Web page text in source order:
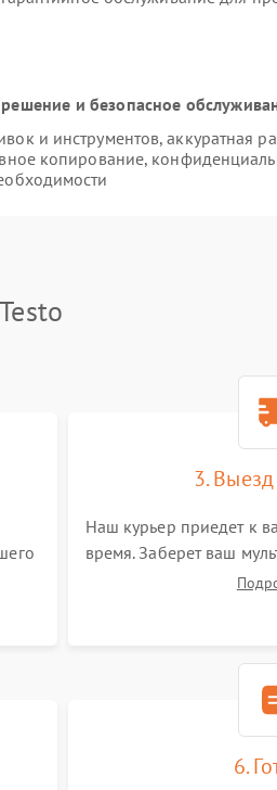
и безопасное
и инструментов, аккуратная
копирование,
3.
Наш курьер приедет к
время. Заберет ваш
склад для диагностики.
6.